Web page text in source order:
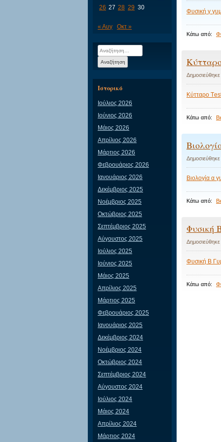
Φυσική γ
Κάτω από:
Δημοσιεύθηκε
Κύτταρο
Κάτω από:
Δημοσιεύθηκε
Βιολογία α
Κάτω από:
Φυσική
Δημοσιεύθηκε
Φυσική Β
Κάτω από:
26 27 28 29 30
« Αυγ Οκτ »
Αναζήτηση
για:
Ιστορικό
Ιούλιος 2026
Ιούνιος 2026
Μάιος 2026
Απρίλιος 2026
Μάρτιος 2026
Φεβρουάριος 2026
Ιανουάριος 2026
Δεκέμβριος 2025
Νοέμβριος 2025
Οκτώβριος 2025
Σεπτέμβριος 2025
Αύγουστος 2025
Ιούλιος 2025
Ιούνιος 2025
Μάιος 2025
Απρίλιος 2025
Μάρτιος 2025
Φεβρουάριος 2025
Ιανουάριος 2025
Δεκέμβριος 2024
Νοέμβριος 2024
Οκτώβριος 2024
Σεπτέμβριος 2024
Αύγουστος 2024
Ιούλιος 2024
Μάιος 2024
Απρίλιος 2024
Μάρτιος 2024